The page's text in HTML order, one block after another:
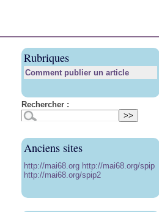
Rubriques
Comment publier un article
Rechercher :
Anciens sites
http://mai68.org http://mai68.org/spip
http://mai68.org/spip2